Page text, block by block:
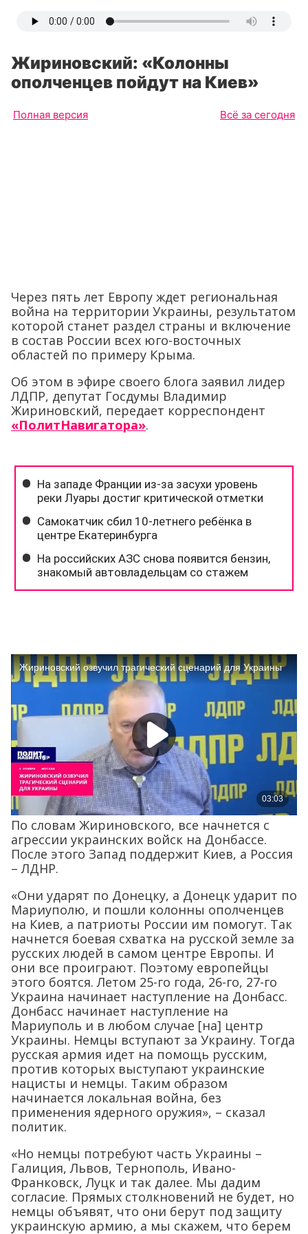
Жириновский: «Колонны
ополченцев пойдут на Киев»
Полная версия Всё за сегодня
Через пять лет Европу ждет региональная
война на территории Украины, результатом
которой станет раздел страны и включение
в состав России всех юго-восточных
областей по примеру Крыма.
Об этом в эфире своего блога заявил лидер
ЛДПР, депутат Госдумы Владимир
Жириновский, передает корреспондент
«ПолитНавигатора».
По словам Жириновского, все начнется с
агрессии украинских войск на Донбассе.
После этого Запад поддержит Киев, а Россия
– ЛДНР.
«Они ударят по Донецку, а Донецк ударит по
Мариуполю, и пошли колонны ополченцев
на Киев, а патриоты России им помогут. Так
начнется боевая схватка на русской земле за
русских людей в самом центре Европы. И
они все проиграют. Поэтому европейцы
этого боятся. Летом 25-го года, 26-го, 27-го
Украина начинает наступление на Донбасс.
Донбасс начинает наступление на
Мариуполь и в любом случае [на] центр
Украины. Немцы вступают за Украину. Тогда
русская армия идет на помощь русским,
против которых выступают украинские
нацисты и немцы. Таким образом
начинается локальная война, без
применения ядерного оружия», – сказал
политик.
«Но немцы потребуют часть Украины –
Галиция, Львов, Тернополь, Ивано-
Франковск, Луцк и так далее. Мы дадим
согласие. Прямых столкновений не будет, но
немцы объявят, что они берут под защиту
украинскую армию, а мы скажем, что берем